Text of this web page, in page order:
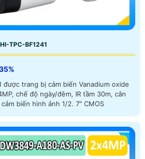
TPC-BF1241
được trang bị cảm biến Vanadium oxide
chế độ ngày/đêm, IR tầm 30m, cân
biến hình ảnh 1/2. 7″ CMOS